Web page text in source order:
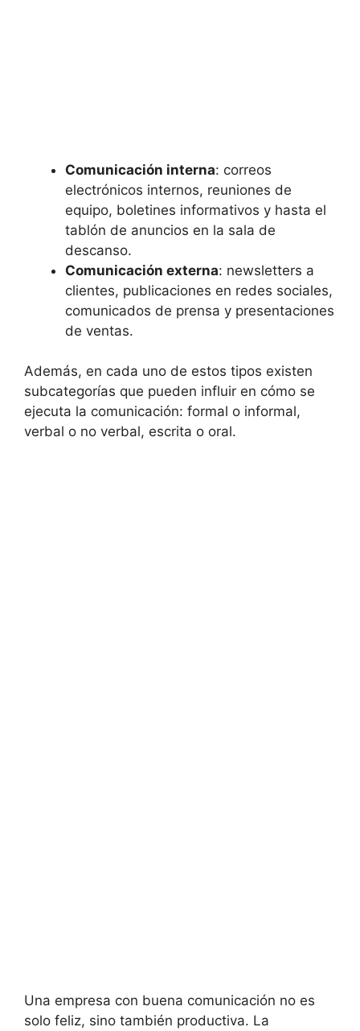
Comunicación interna: correos
electrónicos internos, reuniones de
equipo, boletines informativos y hasta el
tablón de anuncios en la sala de
descanso.
Comunicación externa: newsletters a
clientes, publicaciones en redes sociales,
comunicados de prensa y presentaciones
de ventas.
Además, en cada uno de estos tipos existen
subcategorías que pueden influir en cómo se
ejecuta la comunicación: formal o informal,
verbal o no verbal, escrita o oral.
Una empresa con buena comunicación no es
solo feliz, sino también productiva. La